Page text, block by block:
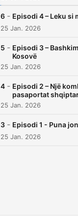
6 - Episodi 4 – Leku
25 Jan. 2026
5 - Episodi 3 –
Kosovë
25 Jan. 2026
4 - Episodi 2 – Një
pasaportat
25 Jan. 2026
3 - Episodi 1 - Puna
25 Jan. 2026